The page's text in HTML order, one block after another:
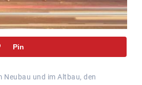
Pin
Neubau und im Altbau, den